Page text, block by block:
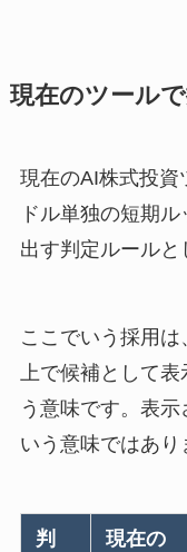
現在のツール
現在のAI株式投資
ドル単独の短期
出す判定ルールと
ここでいう採用
上で候補として
う意味です。表
いう意味ではあり
判
現在の